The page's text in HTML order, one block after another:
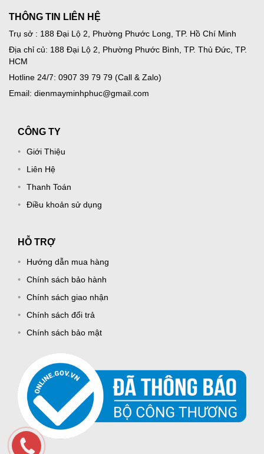
THÔNG TIN LIÊN HỆ
Trụ sở : 188 Đại Lộ 2, Phường Phước Long, TP. Hồ Chí Minh
Địa chỉ củ: 188 Đại Lộ 2, Phường Phước Bình, TP. Thủ Đức, TP.
HCM
Hotline 24/7: 0907 39 79 79 (Call & Zalo)
Email: dienmayminhphuc@gmail.com
CÔNG TY
Giới Thiệu
Liên Hệ
Thanh Toán
Điều khoản sử dụng
HỖ TRỢ
Hướng dẫn mua hàng
Chính sách bảo hành
Chính sách giao nhận
Chính sách đổi trả
Chính sách bảo mật